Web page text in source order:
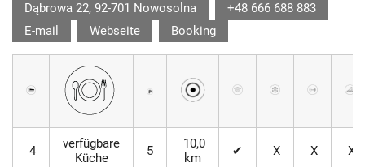
Dąbrowa 22, 92-701 Nowosolna
+48 666 688 883
E-mail
Webseite Booking
4
verfügbare
Küche
5
10,0
km
✔ X X X